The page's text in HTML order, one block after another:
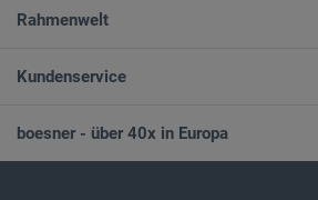
Rahmenwelt
Kundenservice
boesner - über 40x in Europa